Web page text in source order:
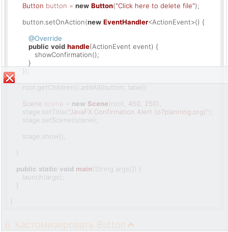
Button button = new Button("Click here to delete file");
      button.setOnAction(
new EventHandler<ActionEvent>() {
@Override
public void handle(ActionEvent event) {
            showConfirmation();
         }
      });
      root.getChildren().addAll(button, label);
Scene scene = new Scene(root, 450 250);
      stage.setTitle(
"JavaFX Confirmation Alert (o7planning.org)");
      stage.setScene(scene);
      stage.show();
   }
public static void main(String args[]) {
      launch(args);
   }
}
6. Кастомизировать Button